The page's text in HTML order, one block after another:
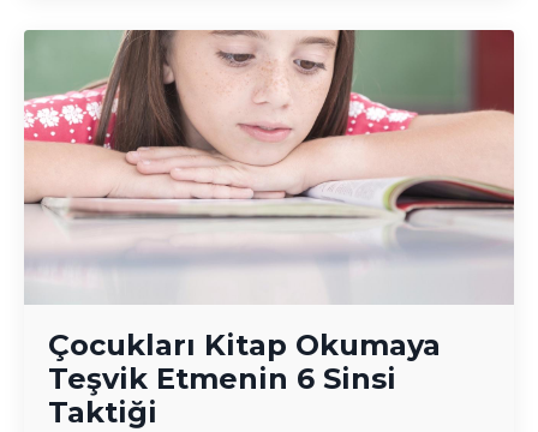
Çocukları Kitap Okumaya
Teşvik Etmenin 6 Sinsi
Taktiği